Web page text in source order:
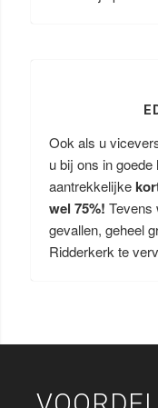
Ook als u
u bij ons in goede
aantrekkelijke
wel 75%! Tevens
gevallen, geheel
Ridderkerk te